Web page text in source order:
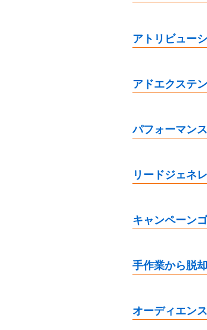
アトリビュー
アドエクステ
パフォーマン
リードジェネ
キャンペーン
手作業から脱
オーディエン